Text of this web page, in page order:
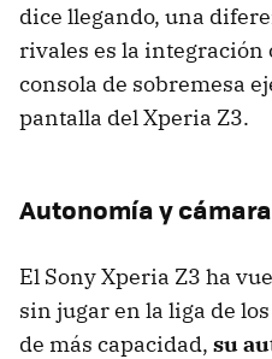
dice llegando, una
rivales es la integración
consola de sobremesa
pantalla del Xperia Z3.
Autonomía y
El Sony Xperia Z3 ha
sin jugar en la liga de
de más capacidad, su